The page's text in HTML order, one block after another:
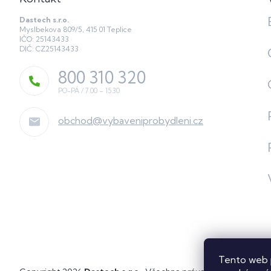
Tento web
Dastech s.r.o.
Myslbekova 809/5, 415 01 Teplice
IČO: 25143433
DIČ: CZ25143433
obchod@vybaveniprobydleni.cz
800 310 320